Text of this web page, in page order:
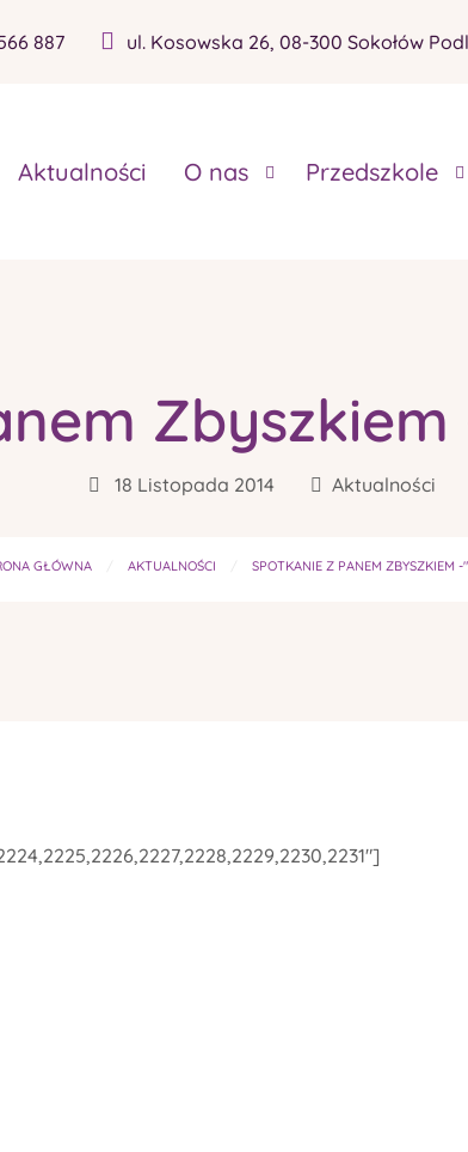
887 ul. Kosowska 26, 08-300 Sokołów
Aktualności O nas Przedszkole
18 Listopada 2014 Aktualności
GŁÓWNA AKTUALNOŚCI SPOTKANIE Z PANEM ZBYSZKIEM